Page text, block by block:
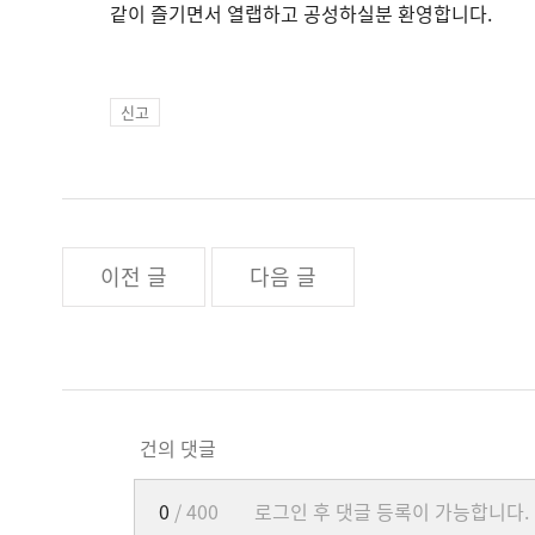
같이 즐기면서 열랩하고 공성하실분 환영합니다.
신고
이전 글 다음 글
건의 댓글
로그인 후 댓글 등록이 가능합니다.
0 / 400